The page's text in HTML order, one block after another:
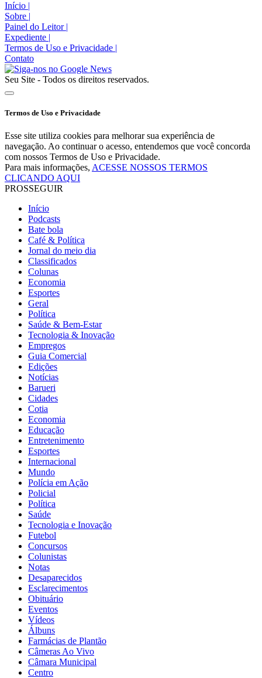
Início |
Sobre |
Painel do Leitor |
Expediente |
Termos de Uso e Privacidade |
Contato
Seu Site - Todos os direitos reservados.
Termos de Uso e Privacidade
Esse site utiliza cookies para melhorar sua experiência de
navegação. Ao continuar o acesso, entendemos que você concorda
com nossos Termos de Uso e Privacidade.
Para mais informações, ACESSE NOSSOS TERMOS
CLICANDO AQUI
PROSSEGUIR
Início
Podcasts
Bate bola
Café & Política
Jornal do meio dia
Classificados
Colunas
Economia
Esportes
Geral
Política
Saúde & Bem-Estar
Tecnologia & Inovação
Empregos
Guia Comercial
Edições
Notícias
Barueri
Cidades
Cotia
Economia
Educação
Entretenimento
Esportes
Internacional
Mundo
Polícia em Ação
Policial
Política
Saúde
Tecnologia e Inovação
Futebol
Concursos
Colunistas
Notas
Desaparecidos
Esclarecimentos
Obituário
Eventos
Vídeos
Álbuns
Farmácias de Plantão
Câmeras Ao Vivo
Câmara Municipal
Centro